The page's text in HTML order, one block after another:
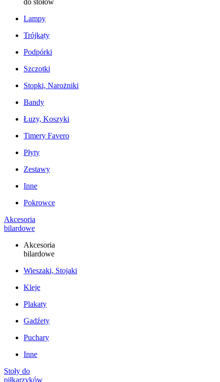
do stołów
Lampy
Trójkąty
Podpórki
Szczotki
Stopki, Narożniki
Bandy
Łuzy, Koszyki
Timery Favero
Płyty
Zestawy
Inne
Pokrowce
Akcesoria
bilardowe
Akcesoria
bilardowe
Wieszaki, Stojaki
Kleje
Plakaty
Gadźety
Puchary
Inne
Stoły do
piłkarzyków